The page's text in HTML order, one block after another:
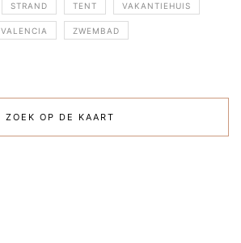
STRAND TENT VAKANTIEHUIS
VALENCIA ZWEMBAD
ZOEK OP DE KAART